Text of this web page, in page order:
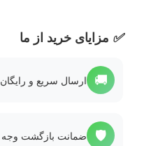
✅ مزایای خرید از ما
🚚 ارسال سریع و رایگان
🛡️ ضمانت بازگشت وجه